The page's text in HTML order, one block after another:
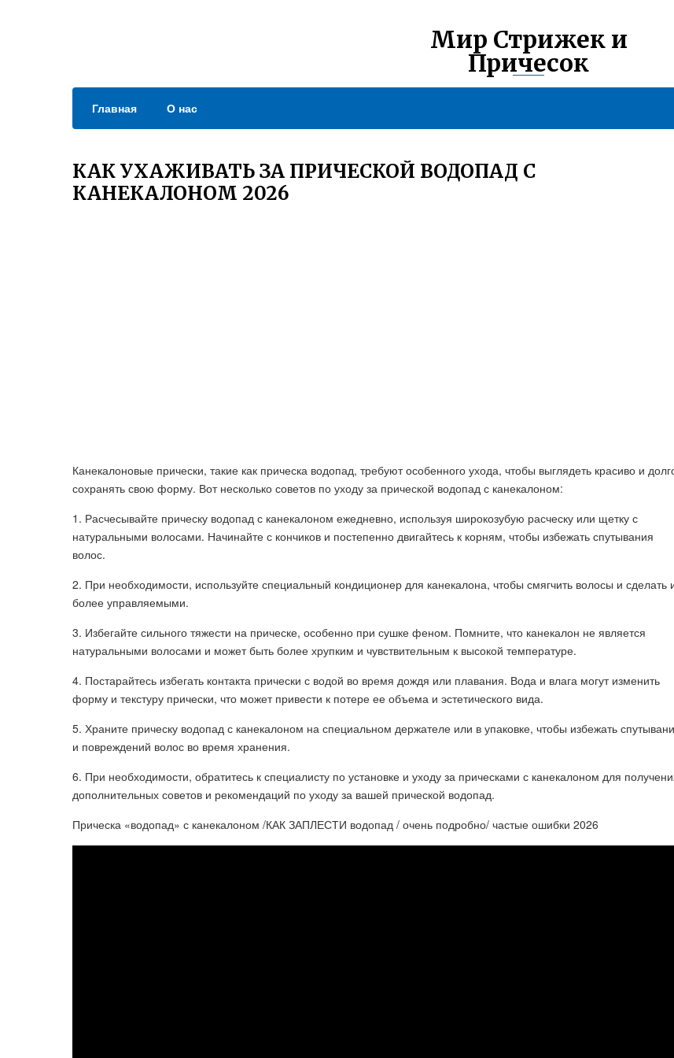
Мир Стрижек и
Причесок
Главная О нас
КАК УХАЖИВАТЬ ЗА ПРИЧЕСКОЙ ВОДОПАД С
КАНЕКАЛОНОМ 2026
Канекалоновые прически, такие как прическа водопад, требуют особенного ухода, чтобы выглядеть красиво и
сохранять свою форму. Вот несколько советов по уходу за прической водопад с канекалоном:
1. Расчесывайте прическу водопад с канекалоном ежедневно, используя широкозубую расческу или щетку с
натуральными волосами. Начинайте с кончиков и постепенно двигайтесь к корням, чтобы избежать спутывания
волос.
2. При необходимости, используйте специальный кондиционер для канекалона, чтобы смягчить волосы и сделать
более управляемыми.
3. Избегайте сильного тяжести на прическе, особенно при сушке феном. Помните, что канекалон не является
натуральными волосами и может быть более хрупким и чувствительным к высокой температуре.
4. Постарайтесь избегать контакта прически с водой во время дождя или плавания. Вода и влага могут изменить
форму и текстуру прически, что может привести к потере ее объема и эстетического вида.
5. Храните прическу водопад с канекалоном на специальном держателе или в упаковке, чтобы избежать
и повреждений волос во время хранения.
6. При необходимости, обратитесь к специалисту по установке и уходу за прическами с канекалоном для
дополнительных советов и рекомендаций по уходу за вашей прической водопад.
Прическа «водопад» с канекалоном /КАК ЗАПЛЕСТИ водопад / очень подробно/ частые ошибки 2026